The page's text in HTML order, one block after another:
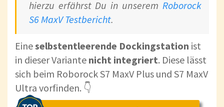
hierzu erfährst Du in unserem Roborock
S6 MaxV Testbericht.
Eineselbstentleerende Dockingstation ist
in dieser Variante nicht integriert. Diese lässt
sich beim Roborock S7 MaxV Plus und S7 MaxV
Ultra vorfinden. 👇